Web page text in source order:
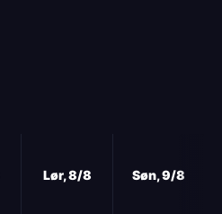
Lør, 8/8 Søn, 9/8